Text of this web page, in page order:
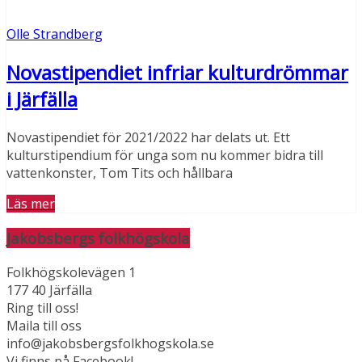
Olle Strandberg
Novastipendiet infriar kulturdrömmar
i Järfälla
Novastipendiet för 2021/2022 har delats ut. Ett
kulturstipendium för unga som nu kommer bidra till
vattenkonster, Tom Tits och hållbara
Läs mer
Jakobsbergs folkhögskola
Folkhögskolevägen 1
177 40 Järfälla
Ring till oss!
Maila till oss
info@jakobsbergsfolkhogskola.se